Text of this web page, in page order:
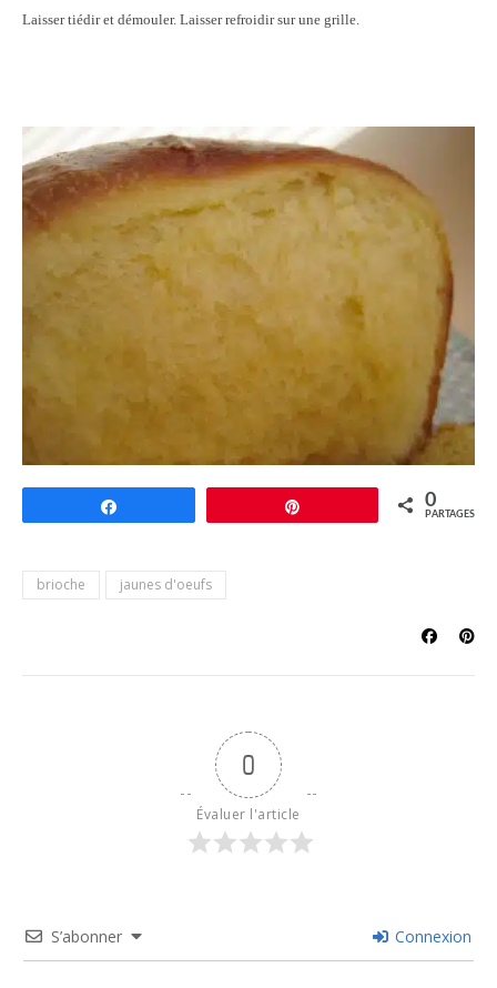
Laisser tiédir et démouler. Laisser refroidir sur une grille.
0
PARTAGES
brioche jaunes d'oeufs
0
Évaluer l'article
S’abonner Connexion